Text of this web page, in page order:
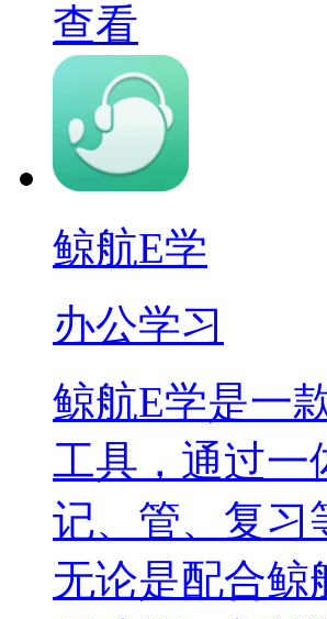
查看
鲸航E学
办公学习
鲸航E学是一
工具，通过一
记、管、复习
无论是配合鲸